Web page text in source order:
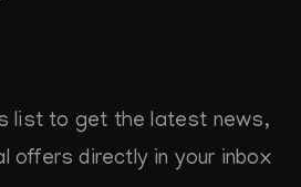
list to get the latest news,
offers directly in your inbox